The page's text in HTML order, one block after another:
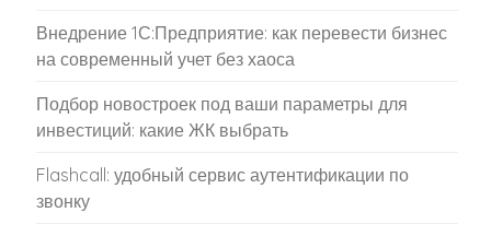
Внедрение 1С:Предприятие: как перевести бизнес
на современный учет без хаоса
Подбор новостроек под ваши параметры для
инвестиций: какие ЖК выбрать
Flashcall: удобный сервис аутентификации по
звонку